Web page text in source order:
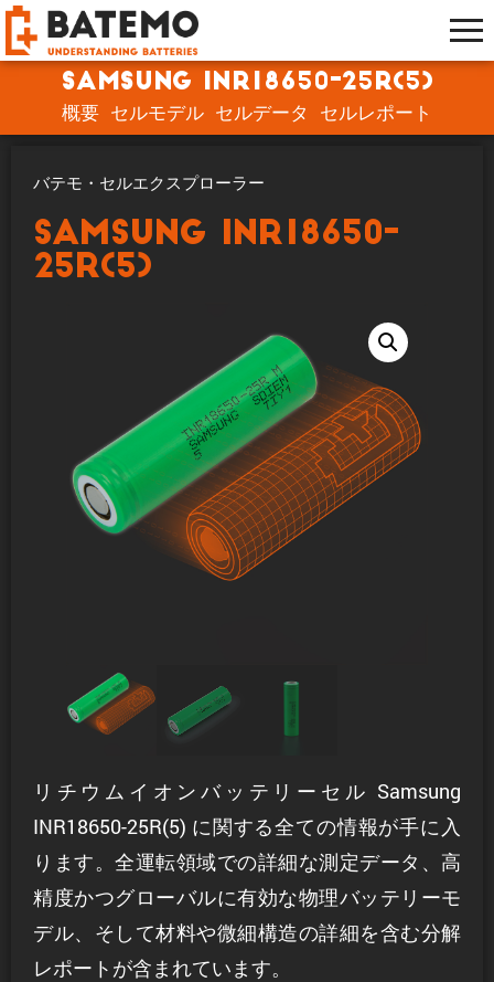
Samsung INR18650-25R(5)
概要 セルモデル セルデータ セルレポート
バテモ・セルエクスプローラー
Samsung INR18650-
25R(5)
リチウムイオンバッテリーセル Samsung
INR18650-25R(5) に関する全ての情報が手に入
ります。全運転領域での詳細な測定データ、高
精度かつグローバルに有効な物理バッテリーモ
デル、そして材料や微細構造の詳細を含む分解
レポートが含まれています。